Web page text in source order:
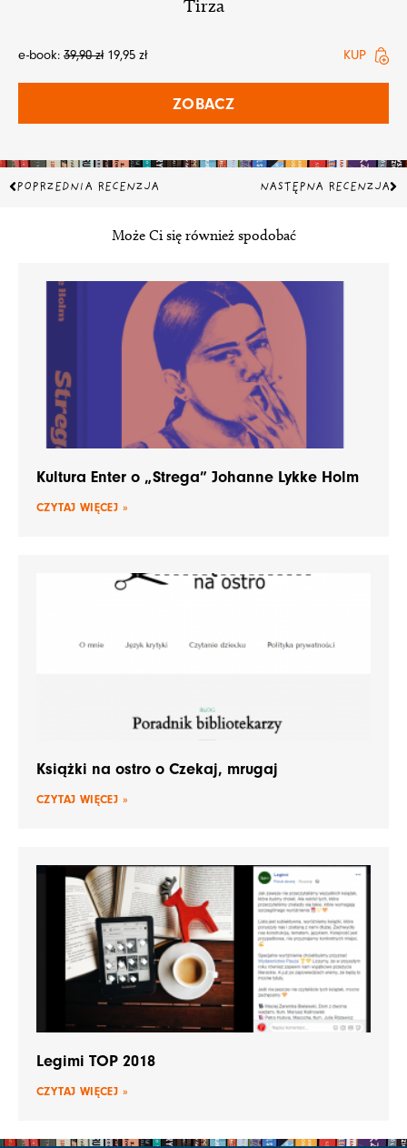
Tirza
e-book: 39,90zł 19,95 zł KUP
ZOBACZ
Prev
POPRZEDNIA RECENZJA NASTĘPNA RECENZJA
Może Ci się również spodobać
Kultura Enter o „Strega” Johanne Lykke Holm
CZYTAJ WIĘCEJ »
Książki na ostro o Czekaj, mrugaj
CZYTAJ WIĘCEJ »
Legimi TOP 2018
CZYTAJ WIĘCEJ »